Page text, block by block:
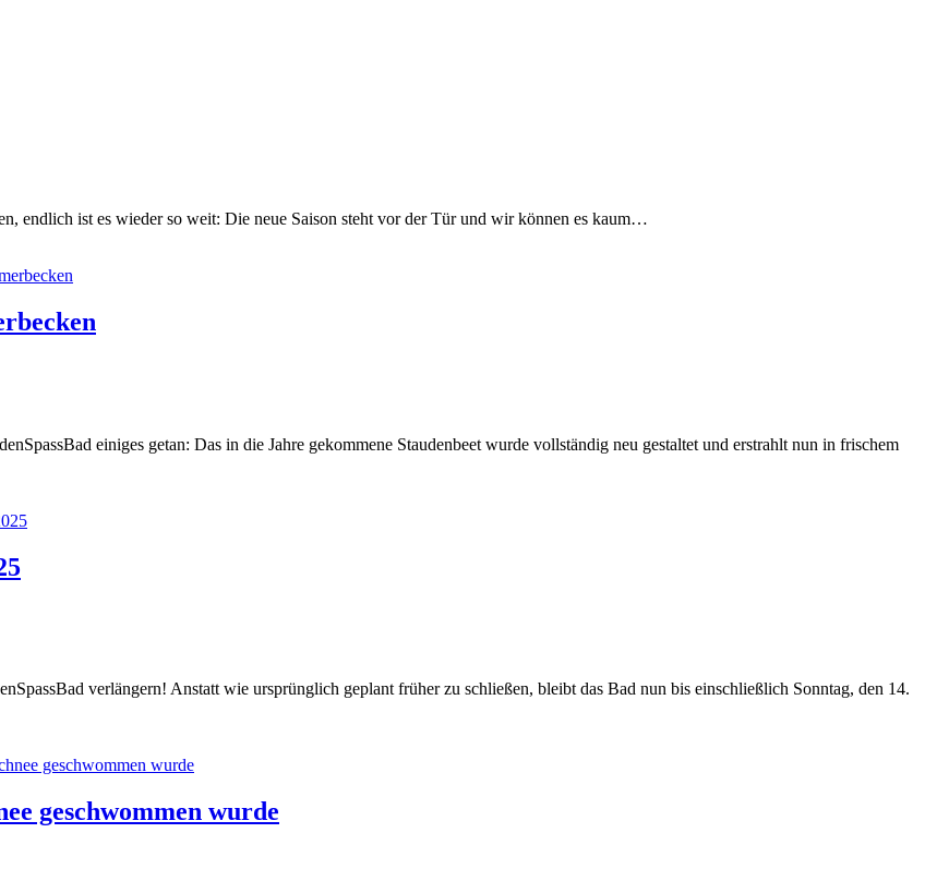
endlich ist es wieder so weit: Die neue Saison steht vor der Tür und wir können es kaum…
einiges getan: Das in die Jahre gekommene Staudenbeet wurde vollständig neu gestaltet und erstrahlt nun in frischem
verlängern! Anstatt wie ursprünglich geplant früher zu schließen, bleibt das Bad nun bis einschließlich Sonntag, den 14.
geschwommen wurde